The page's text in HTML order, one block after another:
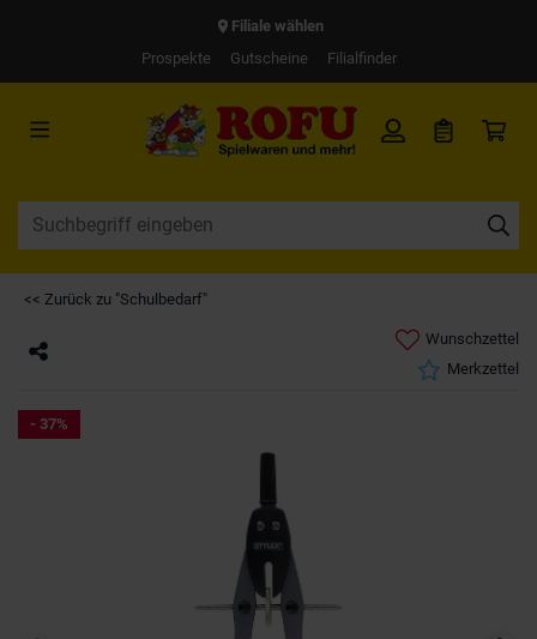
Filiale wählen
Prospekte
Gutscheine Filialfinder
<< Zurück zu "Schulbedarf"
Wunschzettel
Merkzettel
- 37%